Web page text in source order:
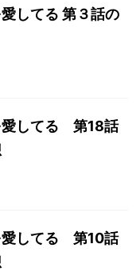
してる 第３話の
愛してる 第18話
愛してる 第10話